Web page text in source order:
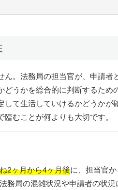
。法務局の担当官が、申請
うかを総合的に判断するた
て生活していけるかどうか
むことが何よりも大切です。
2ヶ月から4ヶ月後に、担当官
局の混雑状況や申請者の状